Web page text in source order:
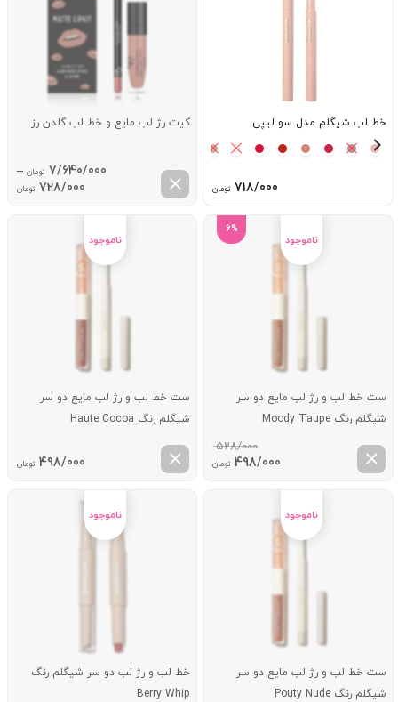
خط لب شیگلم مدل سو لیپی
718/000 تومان
کیت رژ لب مایع و خط لب گلدن رز
7/640/000 تومان –
728/000 تومان
6%
ست خط لب و رژ لب مایع دو سر
شیگلم رنگ Moody Taupe
528/000
قیمت
498/000 تومانقیمت
فعلی:
ست خط لب و رژ لب مایع دو سر
شیگلم رنگ Haute Cocoa
498/000 تومان
ست خط لب و رژ لب مایع دو سر
شیگلم رنگ Pouty Nude
خط لب و رژ لب دو سر شیگلم رنگ
Berry Whip